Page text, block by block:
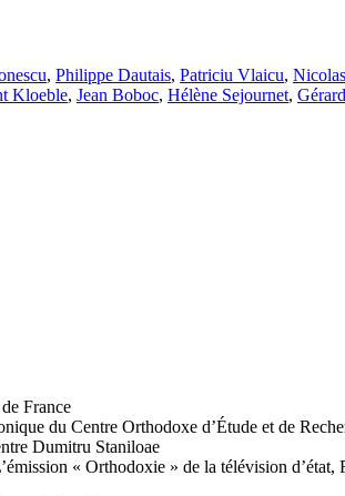
, Philippe Dautais, Patriciu Vlaicu,
Kloeble, Jean Boboc, Hélène Sejournet,
France
du Centre Orthodoxe d’Étude et de
Dumitru Staniloae
« Orthodoxie » de la télévision d’état,